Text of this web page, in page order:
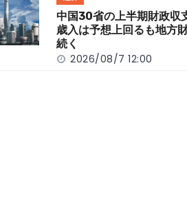
中国30省の上半期財政
歳入は予想上回るも地方
続く
2026/08/7 12:00